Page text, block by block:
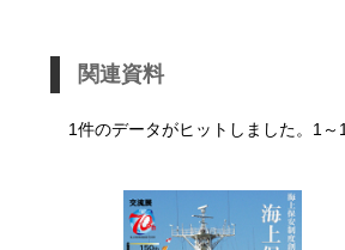
関連資料
1件のデータがヒットしました。1～